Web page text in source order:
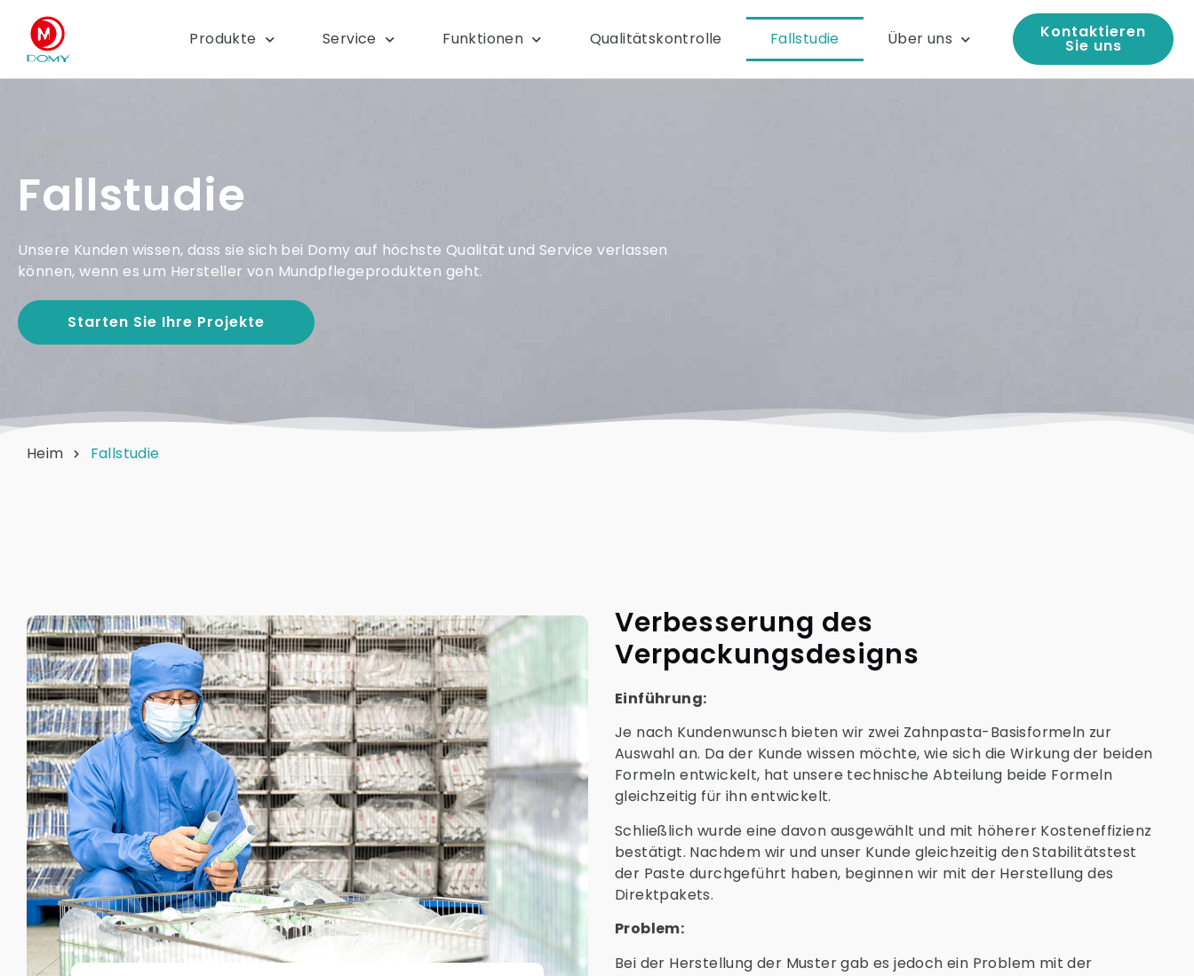
Produkte Service Funktionen Qualitätskontrolle Fallstudie Über uns Kontaktieren
Sie uns
Fallstudie
Unsere Kunden wissen, dass sie sich bei Domy auf höchste Qualität und Service verlassen
können, wenn es um Hersteller von Mundpflegeprodukten geht.
Starten Sie Ihre Projekte
Heim Fallstudie
Verbesserung des
Verpackungsdesigns
Einführung:
Je nach Kundenwunsch bieten wir zwei Zahnpasta-Basisformeln zur
Auswahl an. Da der Kunde wissen möchte, wie sich die Wirkung der beiden
Formeln entwickelt, hat unsere technische Abteilung beide Formeln
gleichzeitig für ihn entwickelt.
Schließlich wurde eine davon ausgewählt und mit höherer Kosteneffizienz
bestätigt. Nachdem wir und unser Kunde gleichzeitig den Stabilitätstest
der Paste durchgeführt haben, beginnen wir mit der Herstellung des
Direktpakets.
Problem:
Bei der Herstellung der Muster gab es jedoch ein Problem mit der